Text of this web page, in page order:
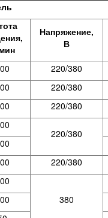
Напряжение,
В
220/380
220/380
220/380
220/380
220/380
380